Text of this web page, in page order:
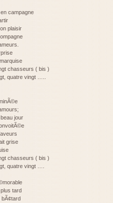
campagne
plaisir
chasseurs ( bis )
quatre vingt …..
jour
grise
chasseurs ( bis )
quatre vingt ….
tard
bÃ¢tard